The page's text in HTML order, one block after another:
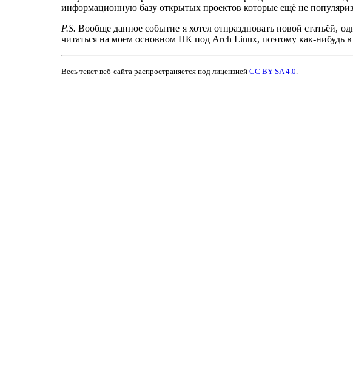
информационную базу открытых проектов которые ещё не
P.S. Вообще данное событие я хотел отпраздновать новой статьёй,
читаться на моем основном ПК под Arch Linux, поэтому как-нибудь
Весь текст веб-сайта распространяется под лицензией CC BY-SA 4.0